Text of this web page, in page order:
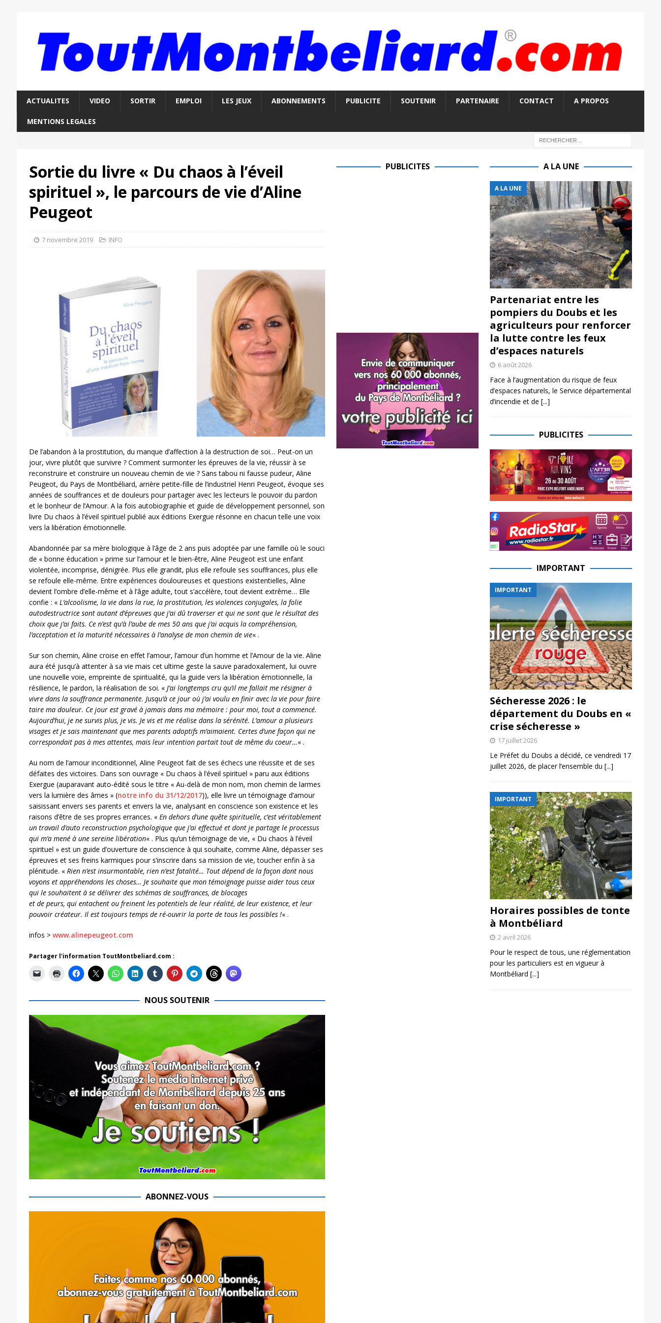
ACTUALITES VIDEO SORTIR EMPLOI LES JEUX ABONNEMENTS PUBLICITE SOUTENIR PARTENAIRE CONTACT A PROPOS
MENTIONS LEGALES
Sortie du livre « Du chaos à l’éveil
spirituel », le parcours de vie d’Aline
Peugeot
7 novembre 2019 INFO
De l’abandon à la prostitution, du manque d’affection à la destruction de soi… Peut-on un
jour, vivre plutôt que survivre ? Comment surmonter les épreuves de la vie, réussir à se
reconstruire et construire un nouveau chemin de vie ? Sans tabou ni fausse pudeur, Aline
Peugeot, du Pays de Montbéliard, arrière petite-fille de l’industriel Henri Peugeot, évoque ses
années de souffrances et de douleurs pour partager avec les lecteurs le pouvoir du pardon
et le bonheur de l’Amour. A la fois autobiographie et guide de développement personnel, son
livre Du chaos à l’éveil spirituel publié aux éditions Exergue résonne en chacun telle une voix
vers la libération émotionnelle.
Abandonnée par sa mère biologique à l’âge de 2 ans puis adoptée par une famille où le souci
de « bonne éducation » prime sur l’amour et le bien-être, Aline Peugeot est une enfant
violentée, incomprise, dénigrée. Plus elle grandit, plus elle refoule ses souffrances, plus elle
se refoule elle-même. Entre expériences douloureuses et questions existentielles, Aline
devient l’ombre d’elle-même et à l’âge adulte, tout s’accélère, tout devient extrême… Elle
confie : « L’alcoolisme, la vie dans la rue, la prostitution, les violences conjugales, la folie
autodestructrice sont autant d’épreuves que j’ai dû traverser et qui ne sont que le résultat des
choix que j’ai faits. Ce n’est qu’à l’aube de mes 50 ans que j’ai acquis la compréhension,
l’acceptation et la maturité nécessaires à l’analyse de mon chemin de vie« .
Sur son chemin, Aline croise en effet l’amour, l’amour d’un homme et l’Amour de la vie. Aline
aura été jusqu’à attenter à sa vie mais cet ultime geste la sauve paradoxalement, lui ouvre
une nouvelle voie, empreinte de spiritualité, qui la guide vers la libération émotionnelle, la
résilience, le pardon, la réalisation de soi. « J’ai longtemps cru qu’il me fallait me résigner à
vivre dans la souffrance permanente. Jusqu’à ce jour où j’ai voulu en finir avec la vie pour faire
taire ma douleur. Ce jour est gravé à jamais dans ma mémoire : pour moi, tout a commencé.
Aujourd’hui, je ne survis plus, je vis. Je vis et me réalise dans la sérénité. L’amour a plusieurs
visages et je sais maintenant que mes parents adoptifs m’aimaient. Certes d’une façon qui ne
correspondait pas à mes attentes, mais leur intention partait tout de même du coeur…« .
Au nom de l’amour inconditionnel, Aline Peugeot fait de ses échecs une réussite et de ses
défaites des victoires. Dans son ouvrage « Du chaos à l’éveil spirituel » paru aux éditions
Exergue (auparavant auto-édité sous le titre « Au-delà de mon nom, mon chemin de larmes
vers la lumière des âmes » (notre info du 31/12/2017)), elle livre un témoignage d’amour
saisissant envers ses parents et envers la vie, analysant en conscience son existence et les
raisons d’être de ses propres errances. « En dehors d’une quête spirituelle, c’est véritablement
un travail d’auto reconstruction psychologique que j’ai effectué et dont je partage le processus
qui m’a mené à une sereine libération« . Plus qu’un témoignage de vie, « Du chaos à l’éveil
spirituel » est un guide d’ouverture de conscience à qui souhaite, comme Aline, dépasser ses
épreuves et ses freins karmiques pour s’inscrire dans sa mission de vie, toucher enfin à sa
plénitude. « Rien n’est insurmontable, rien n’est fatalité… Tout dépend de la façon dont nous
voyons et appréhendons les choses… Je souhaite que mon témoignage puisse aider tous ceux
qui le souhaitent à se délivrer des schémas de souffrances, de blocages
et de peurs, qui entachent ou freinent les potentiels de leur réalité, de leur existence, et leur
pouvoir créateur. Il est toujours temps de ré-ouvrir la porte de tous les possibles !« .
infos > www.alinepeugeot.com
Partager l'information ToutMontbeliard.com :
NOUS SOUTENIR
ABONNEZ-VOUS
PUBLICITES A LA UNE
A LA UNE
Partenariat entre les
pompiers du Doubs et les
agriculteurs pour renforcer
la lutte contre les feux
d’espaces naturels
6 août 2026
Face à l’augmentation du risque de feux
d’espaces naturels, le Service départemental
d’incendie et de [...]
PUBLICITES
IMPORTANT
IMPORTANT
Sécheresse 2026 : le
département du Doubs en «
crise sécheresse »
17 juillet 2026
Le Préfet du Doubs a décidé, ce vendredi 17
juillet 2026, de placer l’ensemble du [...]
IMPORTANT
Horaires possibles de tonte
à Montbéliard
2 avril 2026
Pour le respect de tous, une réglementation
pour les particuliers est en vigueur à
Montbéliard [...]